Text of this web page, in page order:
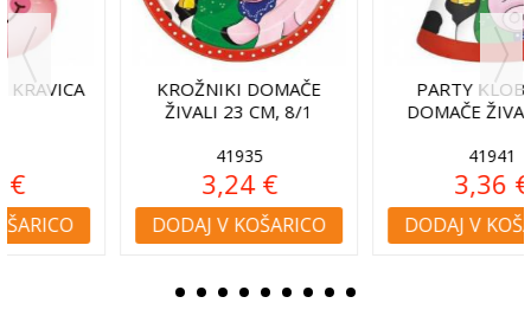
KROŽNIKI DOMAČE
ŽIVALI 23 CM, 8/1
DODAJ V KOŠARICO
PARTY KLOBUČKI
DOMAČE ŽIVALI, 8/1
DODAJ V KOŠARICO